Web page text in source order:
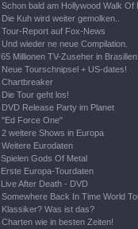
Schon bald am Hollywood Walk Of
Die Kuh wird weiter gemolken..
Tour-Report auf Fox-News
Und wieder ne neue Compilation.
65 Millionen TV-Zuseher in
Neue Tourschnipsel + US-dates!
Chartbreaker
Die Tour geht los!
DVD Release Party im Planet
"Ed Force One"
2 weitere Shows in Europa
Weitere Eurodaten
Spielen Gods Of Metal
Erste Europa-Tourdaten
Live After Death - DVD
Somewhere Back In Time World
Klassiker? Was ist das?
Charten wie in besten Zeiten!